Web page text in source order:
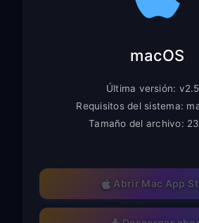
macOS
Última versión:
Requisitos del sistema:
Tamaño del archivo:
Abrir Mac App